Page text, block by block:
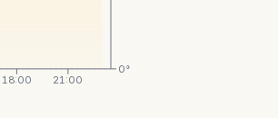
18:00 21:00
0°